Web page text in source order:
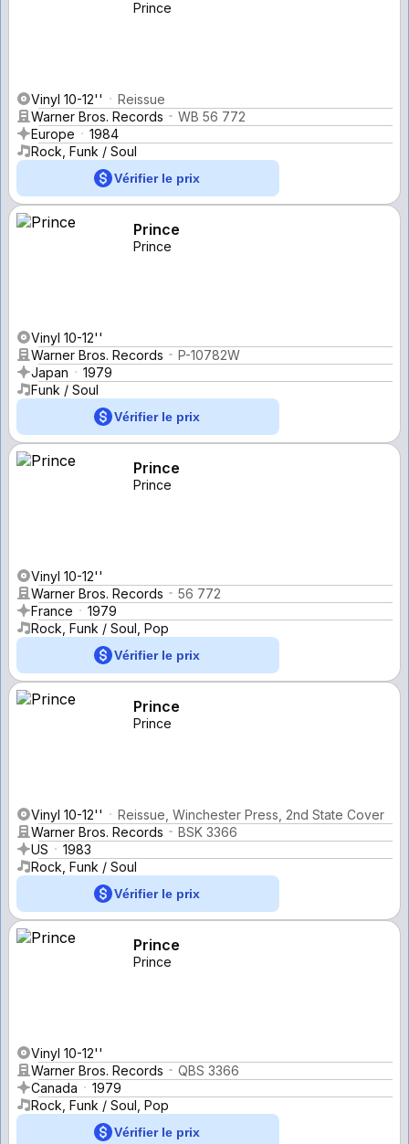
Prince
Vinyl 10-12''
Reissue
Warner Bros. Records
WB 56 772
Europe
1984
Rock, Funk / Soul
Vérifier le prix
Prince
Prince
Vinyl 10-12''
Warner Bros. Records
P-10782W
Japan
1979
Funk / Soul
Vérifier le prix
Prince
Prince
Vinyl 10-12''
Warner Bros. Records
56 772
France
1979
Rock, Funk / Soul, Pop
Vérifier le prix
Prince
Prince
Vinyl 10-12''
Reissue, Winchester Press, 2nd State Cover
Warner Bros. Records
BSK 3366
US
1983
Rock, Funk / Soul
Vérifier le prix
Prince
Prince
Vinyl 10-12''
Warner Bros. Records
QBS 3366
Canada
1979
Rock, Funk / Soul, Pop
Vérifier le prix